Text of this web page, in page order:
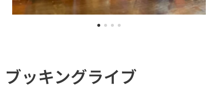
ブッキングライブ